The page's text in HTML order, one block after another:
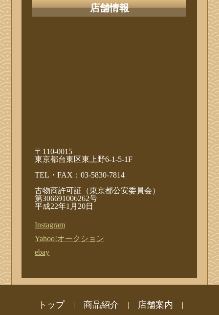
店舗情報
〒110-0015
東京都台東区東上野6-1-5-1F
TEL・FAX：03-5830-7814
古物商許可証（東京都公安委員会）
第306691006262号
平成22年1月20日
Instagram
Yahoo!オークション
ebay
トップ | 商品紹介 | 店舗案内 |